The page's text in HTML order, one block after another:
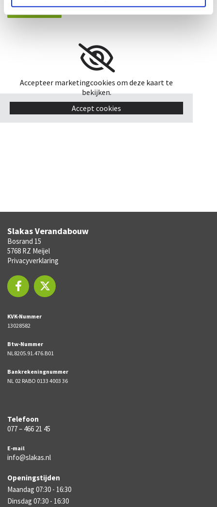
Accepteer marketingcookies om deze kaart te
bekijken.
Accept cookies
Slakas Verandabouw
Bosrand 15
5768 RZ Meijel
Privacyverklaring
KVK-Nummer
13028582
Btw-Nummer
NL8205.91.476.B01
Bankrekeningnummer
NL 02 RABO 0133 4003 36
Telefoon
077 – 466 21 45
E-mail
info@slakas.nl
Openingstijden
Maandag 07:30 - 16:30
Dinsdag 07:30 - 16:30